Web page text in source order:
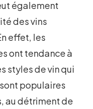
également
des vins
effet, les
ont tendance à
styles de vin qui
populaires
au détriment de